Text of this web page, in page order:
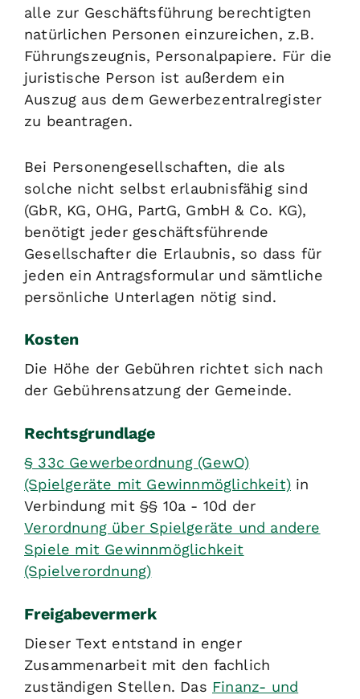
alle zur Geschäftsführung berechtigten
natürlichen Personen einzureichen, z.B.
Führungszeugnis, Personalpapiere. Für die
juristische Person ist außerdem ein
Auszug aus dem Gewerbezentralregister
zu beantragen.
Bei Personengesellschaften, die als
solche nicht selbst erlaubnisfähig sind
(GbR, KG, OHG, PartG, GmbH & Co. KG),
benötigt jeder geschäftsführende
Gesellschafter die Erlaubnis, so dass für
jeden ein Antragsformular und sämtliche
persönliche Unterlagen nötig sind.
Kosten
Die Höhe der Gebühren richtet sich nach
der Gebührensatzung der Gemeinde.
Rechtsgrundlage
§ 33c Gewerbeordnung (GewO)
(Spielgeräte mit Gewinnmöglichkeit) in
Verbindung mit §§ 10a - 10d der
Verordnung über Spielgeräte und andere
Spiele mit Gewinnmöglichkeit
(Spielverordnung)
Freigabevermerk
Dieser Text entstand in enger
Zusammenarbeit mit den fachlich
zuständigen Stellen. Das Finanz- und